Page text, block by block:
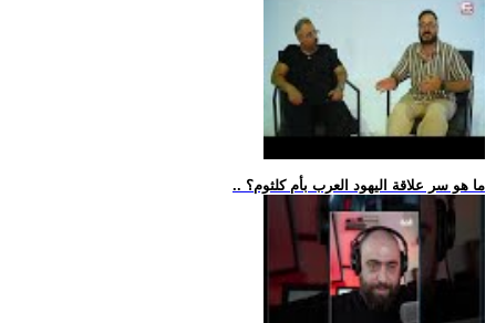
.. ما هو سر علاقة اليهود العرب بأم كلثوم؟